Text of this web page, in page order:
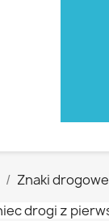
Znaki drogowe